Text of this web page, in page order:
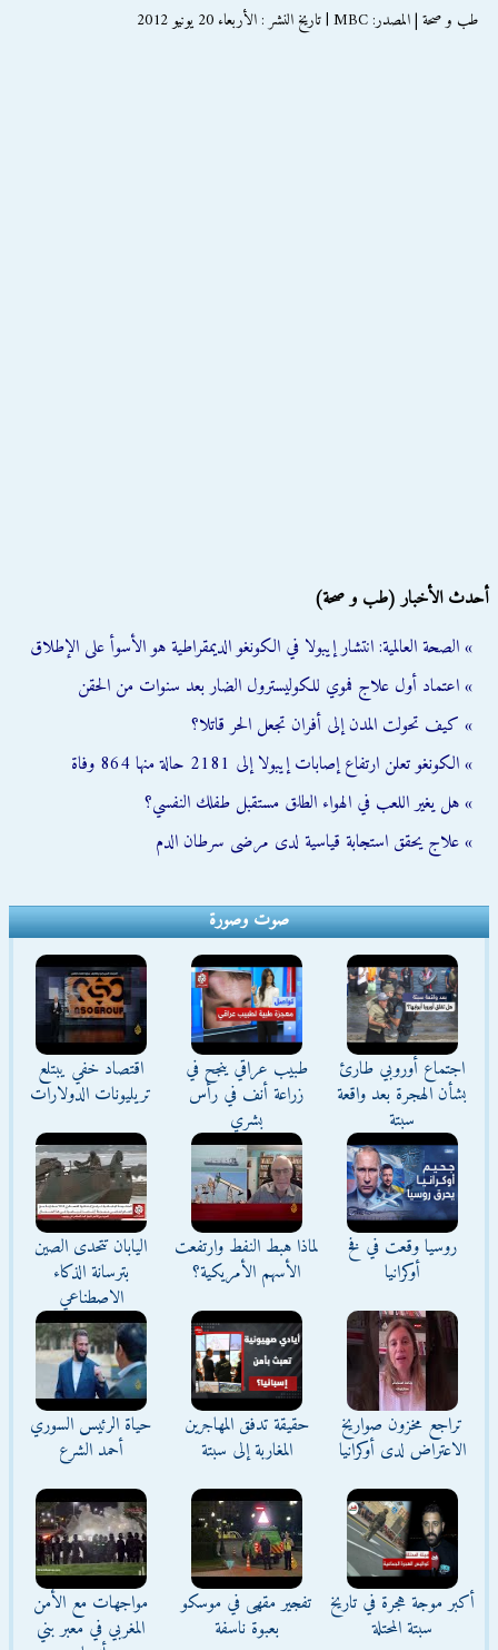
طب و صحة | المصدر: MBC | تاريخ النشر : الأربعاء 20 يونيو 2012
أحدث الأخبار (طب و صحة)
» الصحة العالمية: انتشار إيبولا في الكونغو الديمقراطية هو الأسوأ على الإطلاق
» اعتماد أول علاج فموي للكوليسترول الضار بعد سنوات من الحقن
» كيف تحولت المدن إلى أفران تجعل الحر قاتلا؟
» الكونغو تعلن ارتفاع إصابات إيبولا إلى 2181 حالة منها 864 وفاة
» هل يغير اللعب في الهواء الطلق مستقبل طفلك النفسي؟
» علاج يحقق استجابة قياسية لدى مرضى سرطان الدم
صوت وصورة
اجتماع أوروبي طارئ
بشأن الهجرة بعد واقعة
سبتة
طبيب عراقي ينجح في
زراعة أنف في رأس
بشري
اقتصاد خفي يبتلع
تريليونات الدولارات
روسيا وقعت في فخ
أوكرانيا
لماذا هبط النفط وارتفعت
الأسهم الأمريكية؟
اليابان تتحدى الصين
بترسانة الذكاء
الاصطناعي
تراجع مخزون صواريخ
الاعتراض لدى أوكرانيا
حقيقة تدفق المهاجرين
المغاربة إلى سبتة
حياة الرئيس السوري
أحمد الشرع
أكبر موجة هجرة في تاريخ
سبتة المحتلة
تفجير مقهى في موسكو
بعبوة ناسفة
مواجهات مع الأمن
المغربي في معبر بني